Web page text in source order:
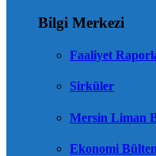
Bilgi Merkezi
Faaliyet
Sirküler
Mersin Liman
Ekonomi